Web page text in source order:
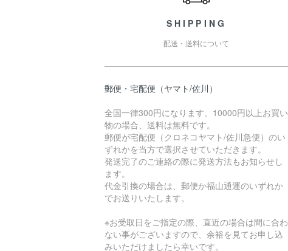
SHIPPING
配送・送料について
郵便・宅配便（ヤマト/佐川）
全国一律300円になります。10000円以上お買い
物の場合、送料は無料です。
郵便が宅配便（クロネコヤマト/佐川急便）のい
ずれかを当方で選択させていただきます。
発送完了のご連絡の際に発送方法もお知らせし
ます。
代金引換の場合は、郵便か福山通運のいずれか
でお送りいたします。
※お受取日をご指定の際、直近の場合は間に合わ
ない事がございますので、余裕を見てお申し込
みいただけましたら幸いです。